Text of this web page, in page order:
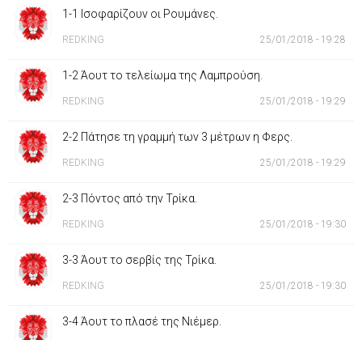
1-1 Ισοφαρίζουν οι Ρουμάνες.
REDKING 25/01/2018 - 19:28
1-2 Άουτ το τελείωμα της Λαμπρούση.
REDKING 25/01/2018 - 19:29
2-2 Πάτησε τη γραμμή των 3 μέτρων η Φερς.
REDKING 25/01/2018 - 19:29
2-3 Πόντος από την Τρίκα.
REDKING 25/01/2018 - 19:30
3-3 Άουτ το σερβίς της Τρίκα.
REDKING 25/01/2018 - 19:30
3-4 Άουτ το πλασέ της Νιέμερ.